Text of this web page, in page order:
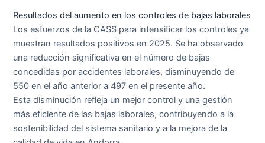
Resultados del aumento en los controles de bajas laborales
Los esfuerzos de la CASS para intensificar los controles ya
muestran resultados positivos en 2025. Se ha observado
una reducción significativa en el número de bajas
concedidas por accidentes laborales, disminuyendo de
550 en el año anterior a 497 en el presente año.
Esta disminución refleja un mejor control y una gestión
más eficiente de las bajas laborales, contribuyendo a la
sostenibilidad del sistema sanitario y a la mejora de la